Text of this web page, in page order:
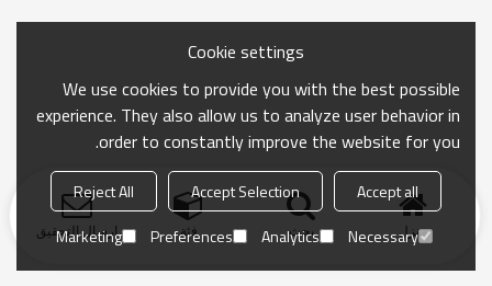
منزل بحث فئة ارسال التحقيق
Cookie settings
We use cookies to provide you with the best possible
experience. They also allow us to analyze user behavior in
order to constantly improve the website for you.
Accept all
Accept Selection
Reject All
Necessary
Analytics
Preferences
Marketing